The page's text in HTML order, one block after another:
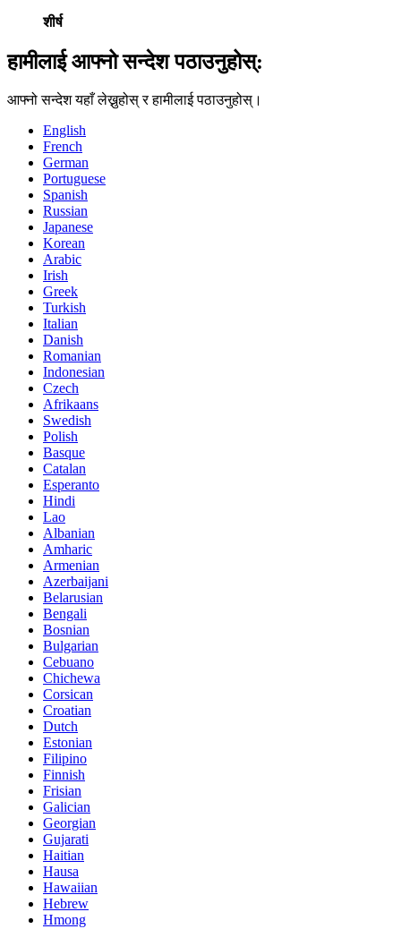
शीर्ष
हामीलाई आफ्नो सन्देश पठाउनुहोस्:
आफ्नो सन्देश यहाँ लेख्नुहोस् र हामीलाई पठाउनुहोस्।
English
French
German
Portuguese
Spanish
Russian
Japanese
Korean
Arabic
Irish
Greek
Turkish
Italian
Danish
Romanian
Indonesian
Czech
Afrikaans
Swedish
Polish
Basque
Catalan
Esperanto
Hindi
Lao
Albanian
Amharic
Armenian
Azerbaijani
Belarusian
Bengali
Bosnian
Bulgarian
Cebuano
Chichewa
Corsican
Croatian
Dutch
Estonian
Filipino
Finnish
Frisian
Galician
Georgian
Gujarati
Haitian
Hausa
Hawaiian
Hebrew
Hmong